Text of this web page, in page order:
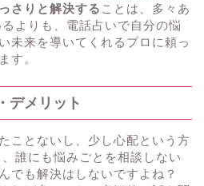
さりと解決する ことは、多々あ
よりも、電話占いで自分の悩
未来を導いてくれるプロに頼っ
す。
デメリット
ことないし、少し心配という方
誰にも悩みごとを相談しない
でも解決はしないですよね？